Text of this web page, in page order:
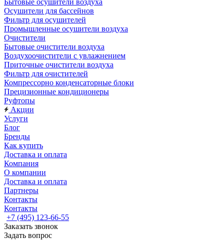
Бытовые осушители воздуха
Осушители для бассейнов
Фильтр для осушителей
Промышленные осушители воздуха
Очистители
Бытовые очистители воздуха
Воздухоочистители с увлажнением
Приточные очистители воздуха
Фильтр для очистителей
Компрессорно конденсаторные блоки
Прецизионные кондиционеры
Руфтопы
Акции
Услуги
Блог
Бренды
Как купить
Доставка и оплата
Компания
О компании
Доставка и оплата
Партнеры
Контакты
Контакты
+7 (495) 123-66-55
Заказать звонок
Задать вопрос